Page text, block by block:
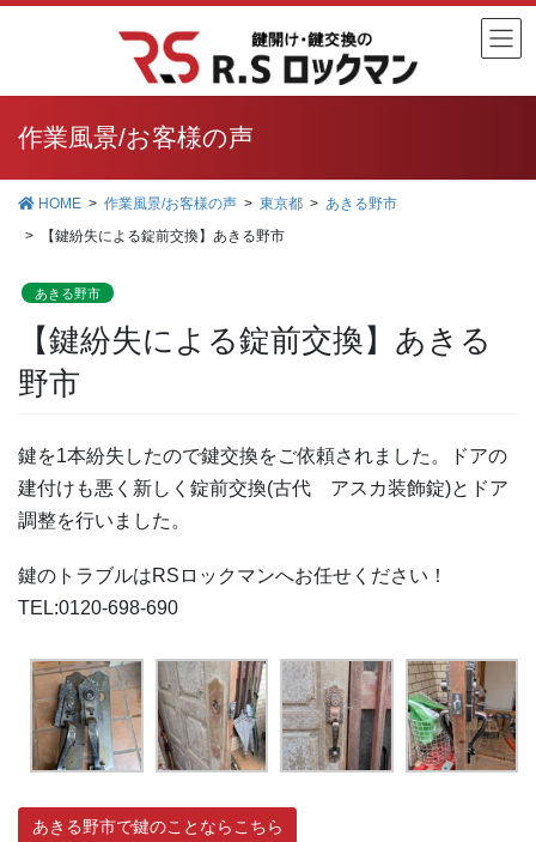
コ
ン
移
ナ
ー
ン
作業風景/お客様の声
HOME 作業風景/お客様の声 東京都
あきる野市
【鍵紛失による錠前交換】あきる野市
あきる野市
【鍵紛失による錠前交換】あきる
野市
鍵を1本紛失したので鍵交換をご依頼されました。ドアの
建付けも悪く新しく錠前交換(古代 アスカ装飾錠)とドア
調整を行いました。
鍵のトラブルはRSロックマンへお任せください！
TEL:0120-698-690
あきる野市で鍵のことならこちら